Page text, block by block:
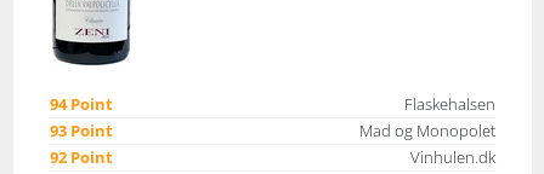
94 Point
Flaskehalsen
93 Point
Mad og Monopolet
92 Point
Vinhulen.dk